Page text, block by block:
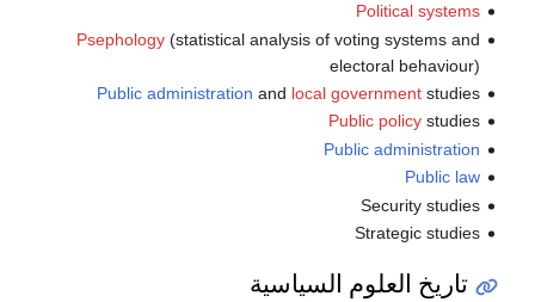
Political systems
Psephology(statistical analysis of voting systems and
electoral behaviour)
Public administration and local governmentstudies
Public policystudies
Public administration
Public law
Security studies
Strategic studies
تاريخ العلوم السياسية